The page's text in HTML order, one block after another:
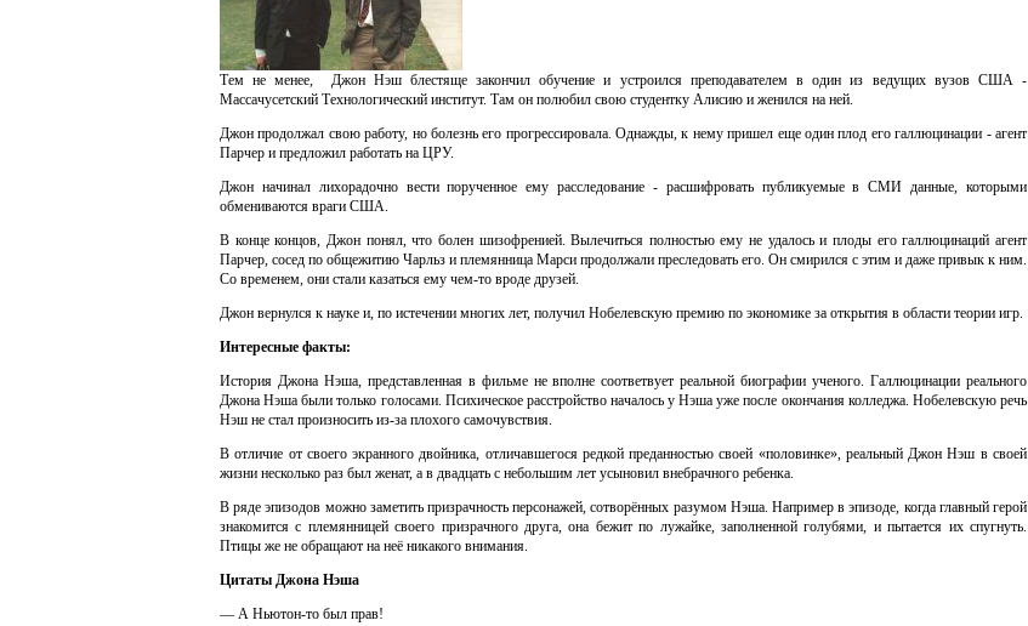
Тем не менее, Джон Нэш блестяще закончил обучение и устроился преподавателем в один из ведущих вузов США -
Массачусетский Технологический институт. Там он полюбил свою студентку Алисию и женился на ней.
Джон продолжал свою работу, но болезнь его прогрессировала. Однажды, к нему пришел еще один плод его галлюцинации - агент
Парчер и предложил работать на ЦРУ.
Джон начинал лихорадочно вести порученное ему расследование - расшифровать публикуемые в СМИ данные, которыми
обмениваются враги США.
В конце концов, Джон понял, что болен шизофренией. Вылечиться полностью ему не удалось и плоды его галлюцинаций агент
Парчер, сосед по общежитию Чарльз и племянница Марси продолжали преследовать его. Он смирился с этим и даже привык к ним.
Со временем, они стали казаться ему чем-то вроде друзей.
Джон вернулся к науке и, по истечении многих лет, получил Нобелевскую премию по экономике за открытия в области теории игр.
Интересные факты:
История Джона Нэша, представленная в фильме не вполне соответвует реальной биографии ученого. Галлюцинации реального
Джона Нэша были только голосами. Психическое расстройство началось у Нэша уже после окончания колледжа. Нобелевскую речь
Нэш не стал произносить из-за плохого самочувствия.
В отличие от своего экранного двойника, отличавшегося редкой преданностью своей «половинке», реальный Джон Нэш в своей
жизни несколько раз был женат, а в двадцать с небольшим лет усыновил внебрачного ребенка.
В ряде эпизодов можно заметить призрачность персонажей, сотворённых разумом Нэша. Например в эпизоде, когда главный герой
знакомится с племянницей своего призрачного друга, она бежит по лужайке, заполненной голубями, и пытается их спугнуть.
Птицы же не обращают на неё никакого внимания.
Цитаты Джона Нэша
— А Ньютон-то был прав!